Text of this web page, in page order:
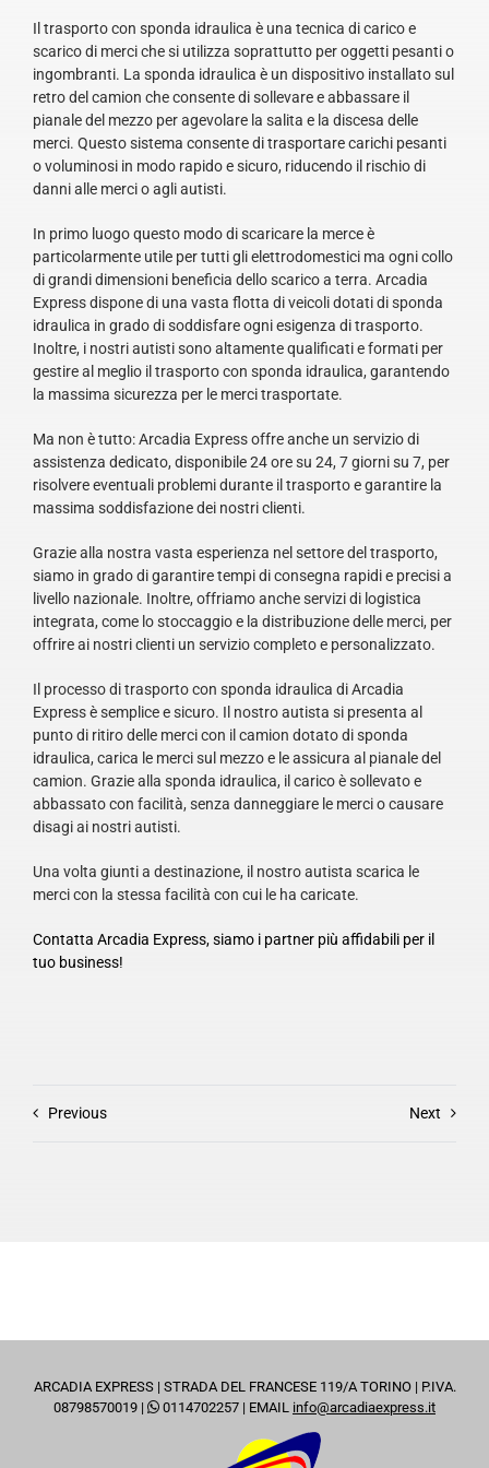
Il trasporto con sponda idraulica è una tecnica di carico e
scarico di merci che si utilizza soprattutto per oggetti pesanti o
ingombranti. La sponda idraulica è un dispositivo installato sul
retro del camion che consente di sollevare e abbassare il
pianale del mezzo per agevolare la salita e la discesa delle
merci. Questo sistema consente di trasportare carichi pesanti
o voluminosi in modo rapido e sicuro, riducendo il rischio di
danni alle merci o agli autisti.
In primo luogo questo modo di scaricare la merce è
particolarmente utile per tutti gli elettrodomestici ma ogni collo
di grandi dimensioni beneficia dello scarico a terra. Arcadia
Express dispone di una vasta flotta di veicoli dotati di sponda
idraulica in grado di soddisfare ogni esigenza di trasporto.
Inoltre, i nostri autisti sono altamente qualificati e formati per
gestire al meglio il trasporto con sponda idraulica, garantendo
la massima sicurezza per le merci trasportate.
Ma non è tutto: Arcadia Express offre anche un servizio di
assistenza dedicato, disponibile 24 ore su 24, 7 giorni su 7, per
risolvere eventuali problemi durante il trasporto e garantire la
massima soddisfazione dei nostri clienti.
Grazie alla nostra vasta esperienza nel settore del trasporto,
siamo in grado di garantire tempi di consegna rapidi e precisi a
livello nazionale. Inoltre, offriamo anche servizi di logistica
integrata, come lo stoccaggio e la distribuzione delle merci, per
offrire ai nostri clienti un servizio completo e personalizzato.
Il processo di trasporto con sponda idraulica di Arcadia
Express è semplice e sicuro. Il nostro autista si presenta al
punto di ritiro delle merci con il camion dotato di sponda
idraulica, carica le merci sul mezzo e le assicura al pianale del
camion. Grazie alla sponda idraulica, il carico è sollevato e
abbassato con facilità, senza danneggiare le merci o causare
disagi ai nostri autisti.
Una volta giunti a destinazione, il nostro autista scarica le
merci con la stessa facilità con cui le ha caricate.
Contatta Arcadia Express, siamo i partner più affidabili per il
tuo business!
Previous Next
ARCADIA EXPRESS | STRADA DEL FRANCESE 119/A TORINO | P.IVA.
08798570019 |
0114702257 | EMAIL info@arcadiaexpress.it